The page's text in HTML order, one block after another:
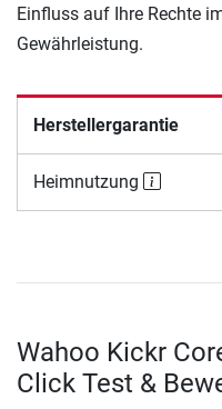
Einfluss auf Ihre Rechte
Gewährleistung.
Herstellergarantie
Heimnutzung
Wahoo Kickr
Click Test &